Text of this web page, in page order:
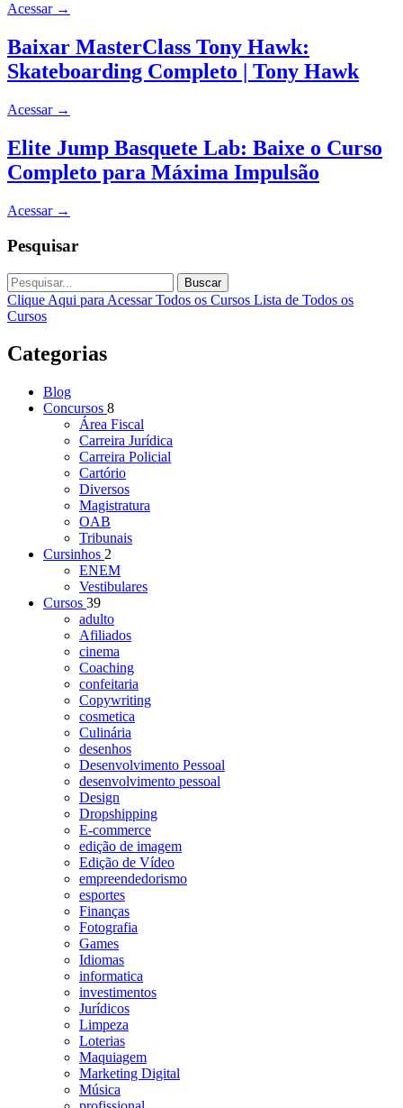
Acessar →
Baixar MasterClass Tony Hawk:
Skateboarding Completo | Tony Hawk
Acessar →
Elite Jump Basquete Lab: Baixe o Curso
Completo para Máxima Impulsão
Acessar →
Pesquisar
Buscar
Clique Aqui para Acessar Todos os Cursos Lista de Todos os
Cursos
Categorias
Blog
Concursos 8
Área Fiscal
Carreira Jurídica
Carreira Policial
Cartório
Diversos
Magistratura
OAB
Tribunais
Cursinhos 2
ENEM
Vestibulares
Cursos 39
adulto
Afiliados
cinema
Coaching
confeitaria
Copywriting
cosmetica
Culinária
desenhos
Desenvolvimento Pessoal
desenvolvimento pessoal
Design
Dropshipping
E-commerce
edição de imagem
Edição de Vídeo
empreendedorismo
esportes
Finanças
Fotografia
Games
Idiomas
informatica
investimentos
Jurídicos
Limpeza
Loterias
Maquiagem
Marketing Digital
Música